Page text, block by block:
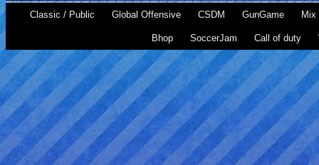
Classic / Public Global Offensive CSDM GunGame Mix
Bhop SoccerJam Call of duty